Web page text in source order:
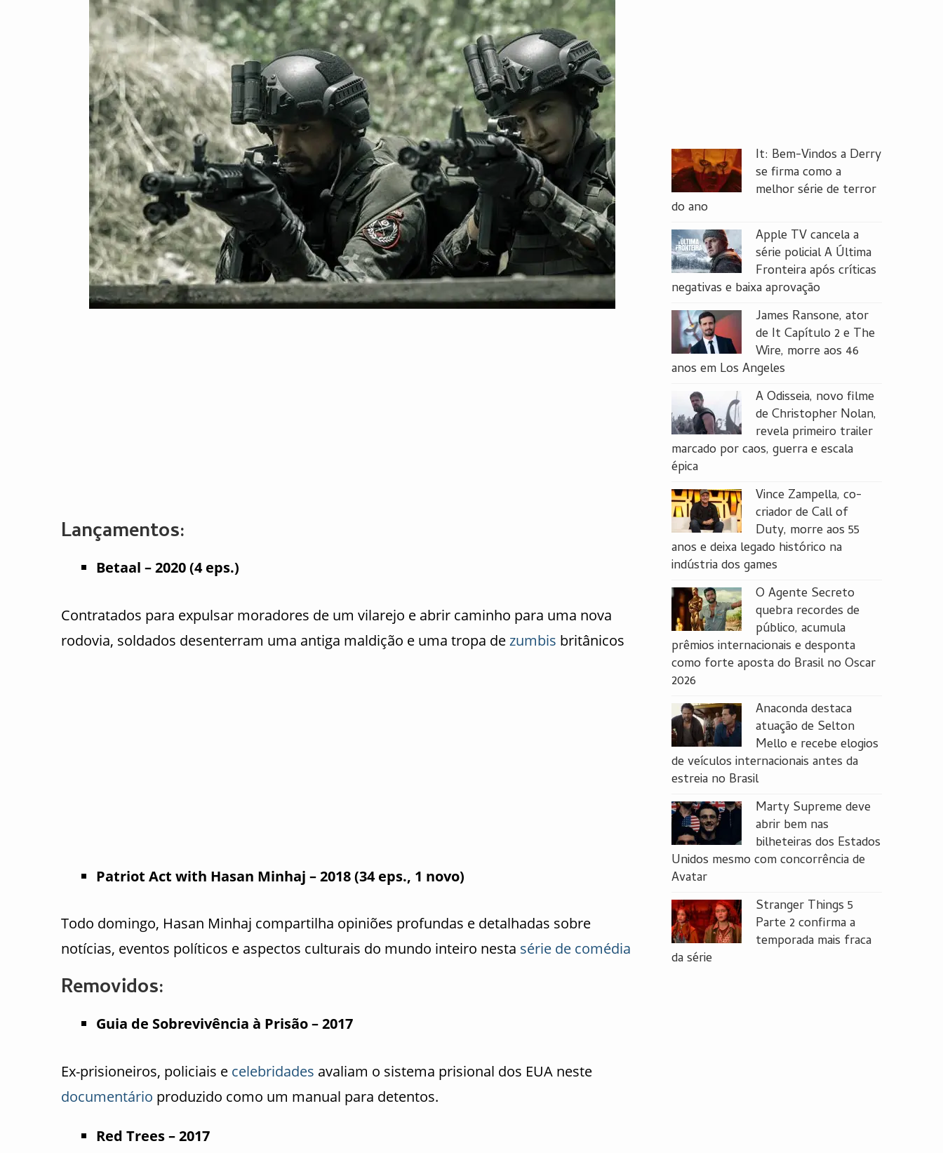
Lançamentos:
Betaal – 2020 (4 eps.)
Contratados para expulsar moradores de um vilarejo e abrir caminho para uma nova
rodovia, soldados desenterram uma antiga maldição e uma tropa dezumbis britânicos
Patriot Act with Hasan Minhaj – 2018 (34 eps., 1 novo)
Todo domingo, Hasan Minhaj compartilha opiniões profundas e detalhadas sobre
notícias, eventos políticos e aspectos culturais do mundo inteiro nesta série de comédia
Removidos:
Guia de Sobrevivência à Prisão – 2017
Ex-prisioneiros, policiais e celebridades avaliam o sistema prisional dos EUA neste
documentário produzido como um manual para detentos.
Red Trees – 2017
It: Bem-Vindos a Derry
se firma como a
melhor série de terror
do ano
Apple TV cancela a
série policial A Última
Fronteira após críticas
negativas e baixa aprovação
James Ransone, ator
de It Capítulo 2 e The
Wire, morre aos 46
anos em Los Angeles
A Odisseia, novo filme
de Christopher Nolan,
revela primeiro trailer
marcado por caos, guerra e escala
épica
Vince Zampella, co-
criador de Call of
Duty, morre aos 55
anos e deixa legado histórico na
indústria dos games
O Agente Secreto
quebra recordes de
público, acumula
prêmios internacionais e desponta
como forte aposta do Brasil no Oscar
2026
Anaconda destaca
atuação de Selton
Mello e recebe elogios
de veículos internacionais antes da
estreia no Brasil
Marty Supreme deve
abrir bem nas
bilheteiras dos Estados
Unidos mesmo com concorrência de
Avatar
Stranger Things 5
Parte 2 confirma a
temporada mais fraca
da série